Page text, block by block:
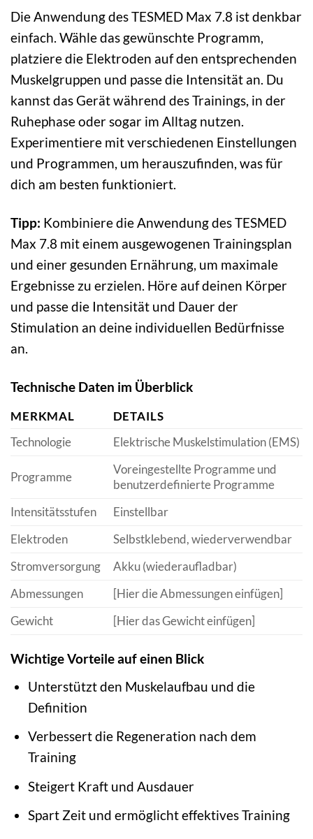
Die Anwendung des TESMED Max 7.8 ist denkbar
einfach. Wähle das gewünschte Programm,
platziere die Elektroden auf den entsprechenden
Muskelgruppen und passe die Intensität an. Du
kannst das Gerät während des Trainings, in der
Ruhephase oder sogar im Alltag nutzen.
Experimentiere mit verschiedenen Einstellungen
und Programmen, um herauszufinden, was für
dich am besten funktioniert.
Tipp: Kombiniere die Anwendung des TESMED
Max 7.8 mit einem ausgewogenen Trainingsplan
und einer gesunden Ernährung, um maximale
Ergebnisse zu erzielen. Höre auf deinen Körper
und passe die Intensität und Dauer der
Stimulation an deine individuellen Bedürfnisse
an.
Technische Daten im Überblick
MERKMAL
DETAILS
Technologie
Elektrische Muskelstimulation (EMS)
Programme
Voreingestellte Programme und
benutzerdefinierte Programme
Intensitätsstufen
Einstellbar
Elektroden
Selbstklebend, wiederverwendbar
Stromversorgung
Akku (wiederaufladbar)
Abmessungen
[Hier die Abmessungen einfügen]
Gewicht
[Hier das Gewicht einfügen]
Wichtige Vorteile auf einen Blick
Unterstützt den Muskelaufbau und die
Definition
Verbessert die Regeneration nach dem
Training
Steigert Kraft und Ausdauer
Spart Zeit und ermöglicht effektives Training